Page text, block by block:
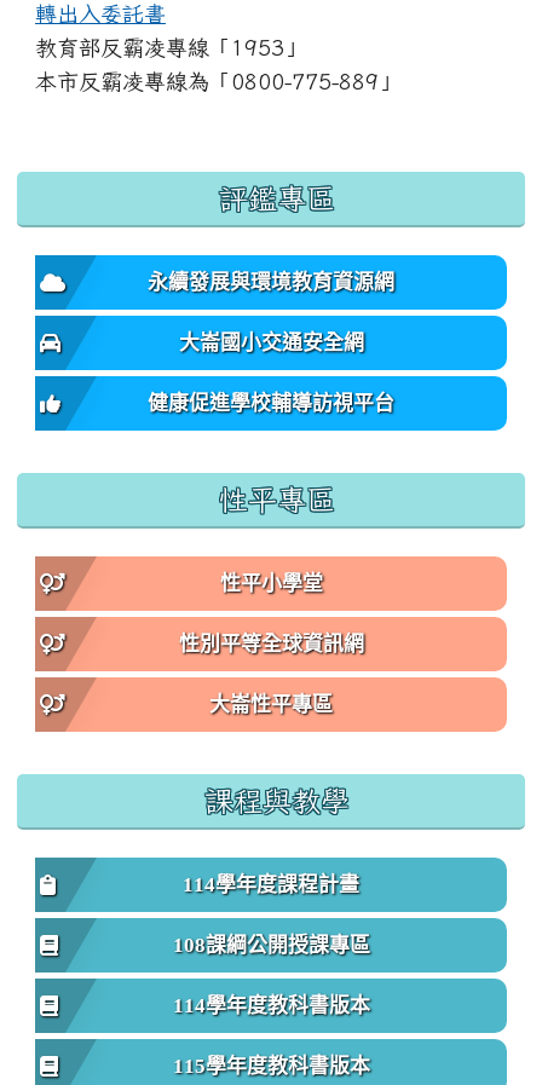
轉出入委託書
教育部反霸凌專線「1953」
本市反霸凌專線為「0800-775-889」
:::
評鑑專區
永續發展與環境教育資源網
大崙國小交通安全網
健康促進學校輔導訪視平台
性平專區
性平小學堂
性別平等全球資訊網
大崙性平專區
課程與教學
114學年度課程計畫
108課綱公開授課專區
114學年度教科書版本
115學年度教科書版本